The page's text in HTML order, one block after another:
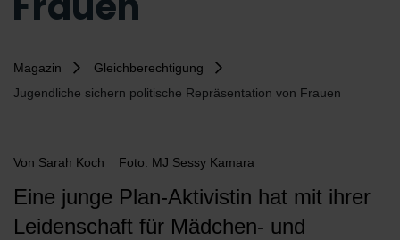
Magazin
Gleichberechtigung
Jugendliche sichern politische Repräsentation von Frauen
Von Sarah Koch Foto: MJ Sessy Kamara
Eine junge Plan-Aktivistin hat mit ihrer
Leidenschaft für Mädchen- und